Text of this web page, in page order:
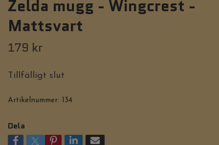
Zelda mugg - Wingcrest -
Mattsvart
179 kr
Tillfälligt slut
Artikelnummer: 134
Dela